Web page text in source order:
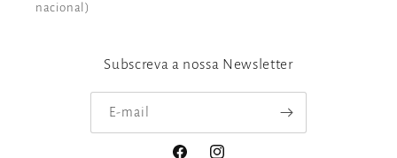
nacional)
Subscreva a nossa Newsletter
E-mail